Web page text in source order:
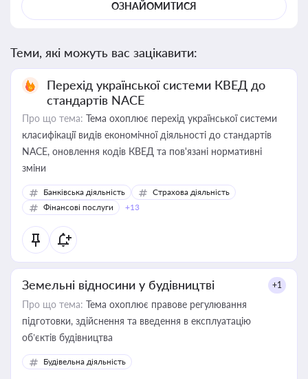
ОЗНАЙОМИТИСЯ
Теми, які можуть вас зацікавити:
Перехід української системи КВЕД до
стандартів NACE
Про що тема: Тема охоплює перехід української системи
класифікації видів економічної діяльності до стандартів
NACE, оновлення кодів КВЕД та пов'язані нормативні
зміни
Банківська діяльність
Страхова діяльність
Фінансові послуги
+13
Земельні відносини у будівництві +1
Про що тема: Тема охоплює правове регулювання
підготовки, здійснення та введення в експлуатацію
об’єктів будівництва
Будівельна діяльність